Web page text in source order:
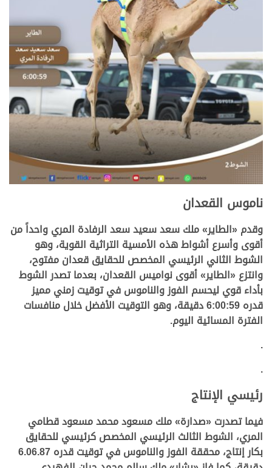
ناموس القعدان
وقدم «الطاير»ملك سعد سعيد سعد الرفادة المري واحداً من
أقوى وأسرع أشواط هذه الأمسية التراثية القوية، وهو
الشوط الثاني الرئيسي المخصص للحقايق قعدان مفتوح،
وانتزع«الطاير»أقوى نواميس القعدان، بعدما تصدر الشوط
بأداء قوي ليحسم الفوز والناموس في توقيت زمني مميز
قدره 6:00:59 دقيقة، وهو التوقيت الأفضل خلال منافسات
الفترة المسائية اليوم.
.
.
رئيسي الإنتاج
فيما تصدرت«صدارة» ملكمسعود محمد مسعود قطامي
المري، الشوط الثالث الرئيسي المخصص كرئيسي للحقايق
بكار إنتاج، محققة الفوز والناموس في توقيت قدره 6.06.87